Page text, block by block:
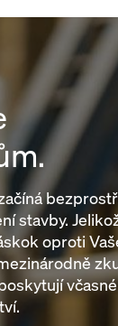
stavby.
oproti